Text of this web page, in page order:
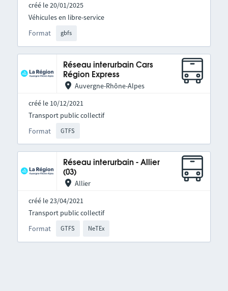
créé le 20/01/2025
Format gbfs
Véhicules en libre-service
Réseau interurbain Cars
Région Express
Auvergne-Rhône-Alpes
créé le 10/12/2021
Format GTFS
Transport public collectif
Réseau interurbain - Allier
(03)
Allier
créé le 23/04/2021
Format GTFS NeTEx
Transport public collectif